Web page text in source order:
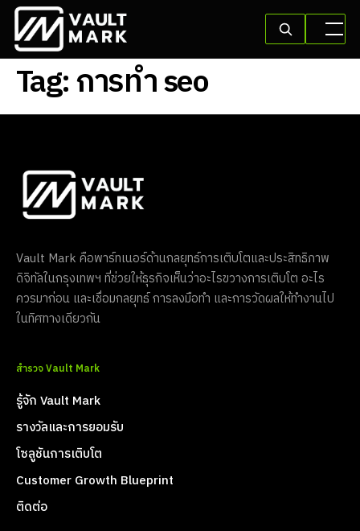
Tag:การทำ seo
Vault Mark คือพาร์ทเนอร์ด้านกลยุทธ์การเติบโตและประสิทธิภาพ
ดิจิทัลในกรุงเทพฯ ที่ช่วยให้ธุรกิจเห็นว่าอะไรขวางการเติบโต อะไร
ควรมาก่อน และเชื่อมกลยุทธ์ การลงมือทำ และการวัดผลให้ทำงานไป
ในทิศทางเดียวกัน
สำรวจ Vault Mark
รู้จัก Vault Mark
รางวัลและการยอมรับ
โซลูชันการเติบโต
Customer Growth Blueprint
ติดต่อ